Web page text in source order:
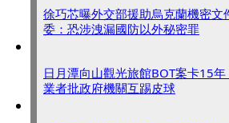
徐巧芯曝外交部援助烏克蘭機密
委：恐涉洩漏國防以外秘密罪
日月潭向山觀光旅館BOT案卡15
業者批政府機關互踢皮球